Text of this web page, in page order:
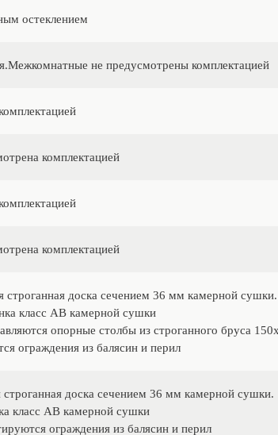
остеклением
не предусмотрены комплектацией
комплектацией
комплектацией
строганная доска сечением 36 мм камерной сушки.
класс АВ камерной сушки
опорные столбы из строганного бруса
ограждения из балясин и перил
доска сечением 36 мм камерной сушки.
класс АВ камерной сушки
ограждения из балясин и перил